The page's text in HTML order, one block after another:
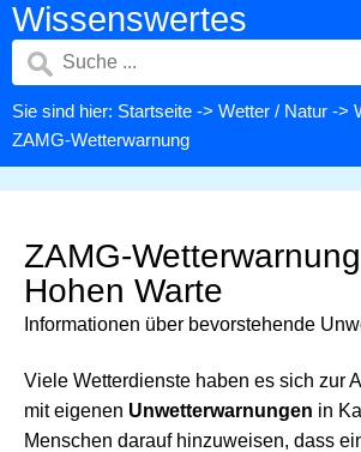
Wissenswertes
Sie sind hier: Startseite -> Wetter / Natur ->
ZAMG-Wetterwarnung
ZAMG-
Hohen Warte
Informationen über bevorstehende
Viele Wetterdienste haben es sich zur
mit eigenen Unwetterwarnungen in
Menschen darauf hinzuweisen, dass